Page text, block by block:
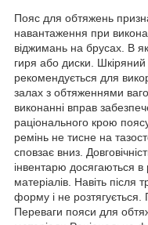
Пояс для обтяжень
навантаження при
віджимань на брусах. В
гиря або диски.
рекомендується для
залах з обтяженнями
виконанні вправ
раціонального крою
ремінь не тисне на
сповзає вниз.
інвентарю досягаються в
матеріалів. Навіть після
форму і не
Переваги пояси для